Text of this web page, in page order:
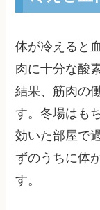
体が冷えると
肉に十分な酸
結果、筋肉の
す。冬場はも
効いた部屋で
ずのうちに体
す。